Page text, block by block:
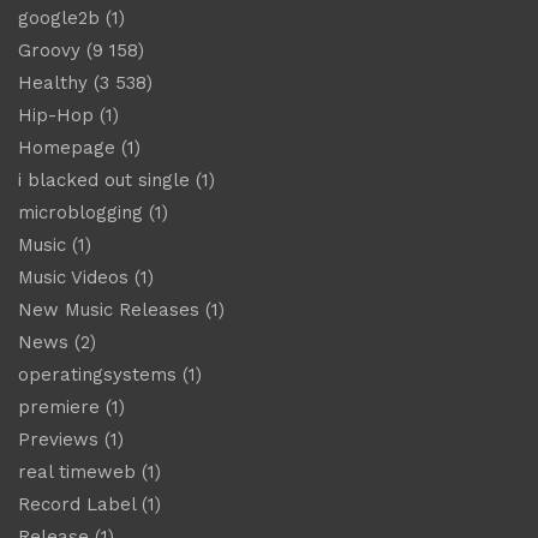
google2b (1)
Groovy (9 158)
Healthy (3 538)
Hip-Hop (1)
Homepage (1)
i blacked out single (1)
microblogging (1)
Music (1)
Music Videos (1)
New Music Releases (1)
News (2)
operatingsystems (1)
premiere (1)
Previews (1)
real timeweb (1)
Record Label(1)